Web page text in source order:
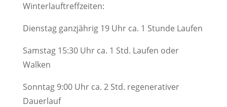
Winterlauftreffzeiten:
Dienstag ganzjährig 19 Uhr ca. 1 Stunde Laufen
Samstag 15:30 Uhr ca. 1 Std. Laufen oder
Walken
Sonntag 9:00 Uhr ca. 2 Std. regenerativer
Dauerlauf